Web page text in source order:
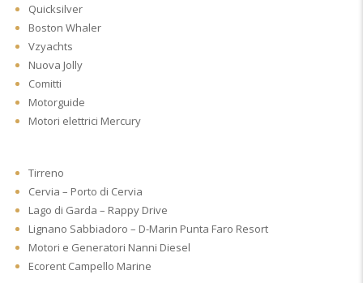
Quicksilver
Boston Whaler
Vzyachts
Nuova Jolly
Comitti
Motorguide
Motori elettrici Mercury
Tirreno
Cervia – Porto di Cervia
Lago di Garda – Rappy Drive
Lignano Sabbiadoro – D-Marin Punta Faro Resort
Motori e Generatori Nanni Diesel
Ecorent Campello Marine